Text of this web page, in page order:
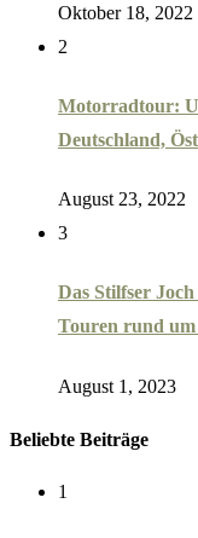
Oktober 18, 2022
2
Motorradtour:
Deutschland,
August 23, 2022
3
Das Stilfser
Touren rund
August 1, 2023
Beliebte Beiträge
1